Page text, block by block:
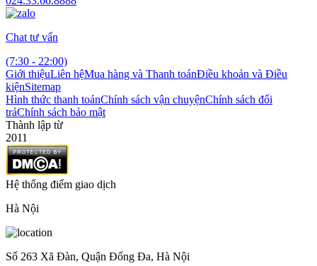
Chat tư vấn
(7:30 - 22:00)
Giới thiệuLiên hệMua hàng và Thanh toánĐiều khoản và Điều
kiệnSitemap
Hình thức thanh toánChính sách vận chuyệnChính sách đổi
trảChính sách bảo mật
Thành lập từ
2011
Hệ thống điểm giao dịch
Hà Nội
Số 263 Xã Đàn, Quận Đống Đa, Hà Nội